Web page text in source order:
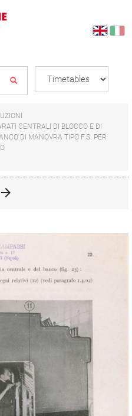
CENTRALI DI BLOCCO E DI
DI MANOVRA TIPO F.S. PER